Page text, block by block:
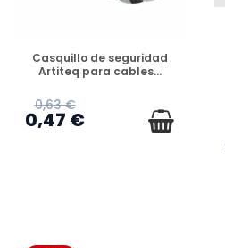
DISPONIBLE
Casquillo de seguridad
Artiteq para cables...
0,63 €
0,47 €